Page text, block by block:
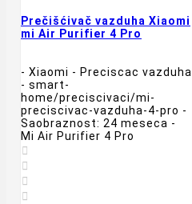
Prečišćivač vazduha Xiaomi
mi Air Purifier 4 Pro
- Xiaomi - Preciscac vazduha
- smart-
home/preciscivaci/mi-
preciscivac-vazduha-4-pro -
Saobraznost: 24 meseca -
Mi Air Purifier 4 Pro



